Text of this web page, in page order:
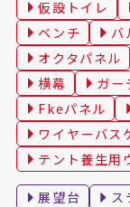
仮設トイレ
ベンチ
バ
オクタパネル
横幕
ガー
Fkeパネル
ワイヤーバス
テント養生用
展望台 ス